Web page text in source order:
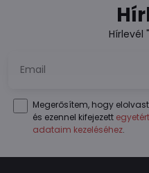
Hírlevél
Megerősítem, hogy
és ezennel kifejezett
adataim kezeléséhez.